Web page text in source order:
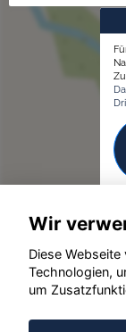
©
Wir
Diese
Technologien,
um